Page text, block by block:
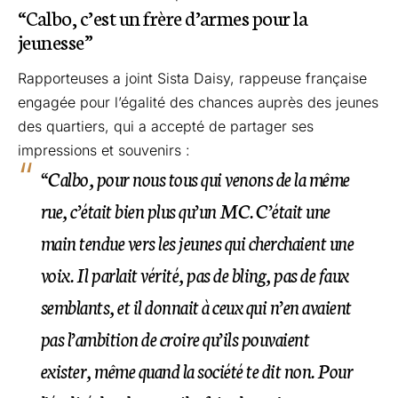
“Calbo, c’est un frère d’armes pour la
jeunesse”
Rapporteuses a joint Sista Daisy, rappeuse française
engagée pour l’égalité des chances auprès des jeunes
des quartiers, qui a accepté de partager ses
impressions et souvenirs :
“Calbo, pour nous tous qui venons de la même
rue, c’était bien plus qu’un MC. C’était une
main tendue vers les jeunes qui cherchaient une
voix. Il parlait vérité, pas de bling, pas de faux
semblants, et il donnait à ceux qui n’en avaient
pas l’ambition de croire qu’ils pouvaient
exister, même quand la société te dit non. Pour